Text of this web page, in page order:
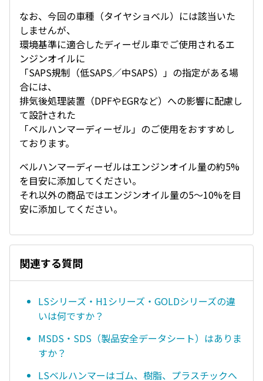
なお、今回の車種（タイヤショベル）には該当いた
しませんが、
環境基準に適合したディーゼル車でご使用されるエ
ンジンオイルに
「SAPS規制（低SAPS／中SAPS）」の指定がある場
合には、
排気後処理装置（DPFやEGRなど）への影響に配慮し
て設計された
「ベルハンマーディーゼル」のご使用をおすすめし
ております。
ベルハンマーディーゼルはエンジンオイル量の約5%
を目安に添加してください。
それ以外の商品ではエンジンオイル量の5～10%を目
安に添加してください。
関連する質問
LSシリーズ・H1シリーズ・GOLDシリーズの違
いは何ですか？
MSDS・SDS（製品安全データシート）はありま
すか？
LSベルハンマーはゴム、樹脂、プラスチックへ